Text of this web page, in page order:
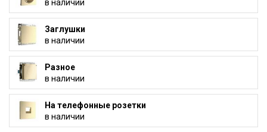
в наличии
Заглушки
в наличии
Разное
в наличии
На телефонные розетки
в наличии